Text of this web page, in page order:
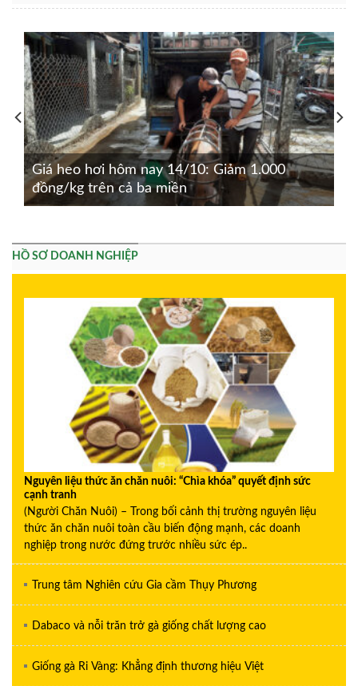
Giá heo hơi hôm nay 14/10: Giảm 1.000
đồng/kg trên cả ba miền
HỒ SƠ DOANH NGHIỆP
Nguyên liệu thức ăn chăn nuôi: “Chìa khóa” quyết định sức
cạnh tranh
(Người Chăn Nuôi) – Trong bối cảnh thị trường nguyên liệu
thức ăn chăn nuôi toàn cầu biến động mạnh, các doanh
nghiệp trong nước đứng trước nhiều sức ép..
Trung tâm Nghiên cứu Gia cầm Thụy Phương
Dabaco và nỗi trăn trở gà giống chất lượng cao
Giống gà Ri Vàng: Khẳng định thương hiệu Việt